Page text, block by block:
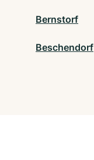
Bernstorf
Beschendorf